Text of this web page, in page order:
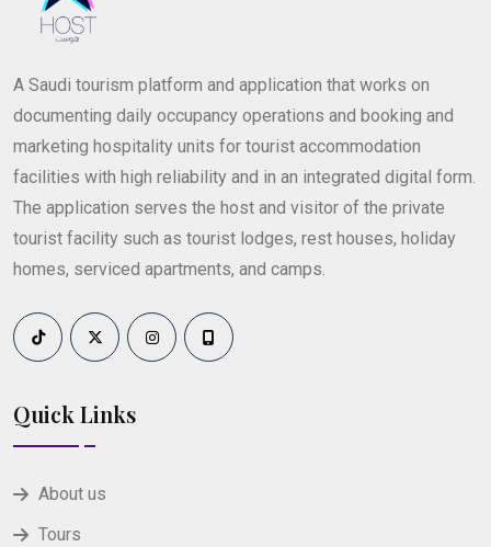
A Saudi tourism platform and application that works on
documenting daily occupancy operations and booking and
marketing hospitality units for tourist accommodation
facilities with high reliability and in an integrated digital form.
The application serves the host and visitor of the private
tourist facility such as tourist lodges, rest houses, holiday
homes, serviced apartments, and camps.
Quick Links
About us
Tours